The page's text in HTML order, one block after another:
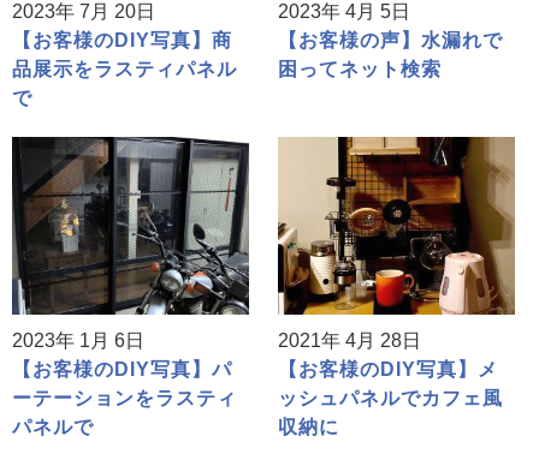
2023年 7月 20日
【お客様のDIY写真】商
品展示をラスティパネル
で
2023年 4月 5日
【お客様の声】水漏れで
困ってネット検索
2023年 1月 6日
【お客様のDIY写真】パ
ーテーションをラスティ
パネルで
2021年 4月 28日
【お客様のDIY写真】メ
ッシュパネルでカフェ風
収納に